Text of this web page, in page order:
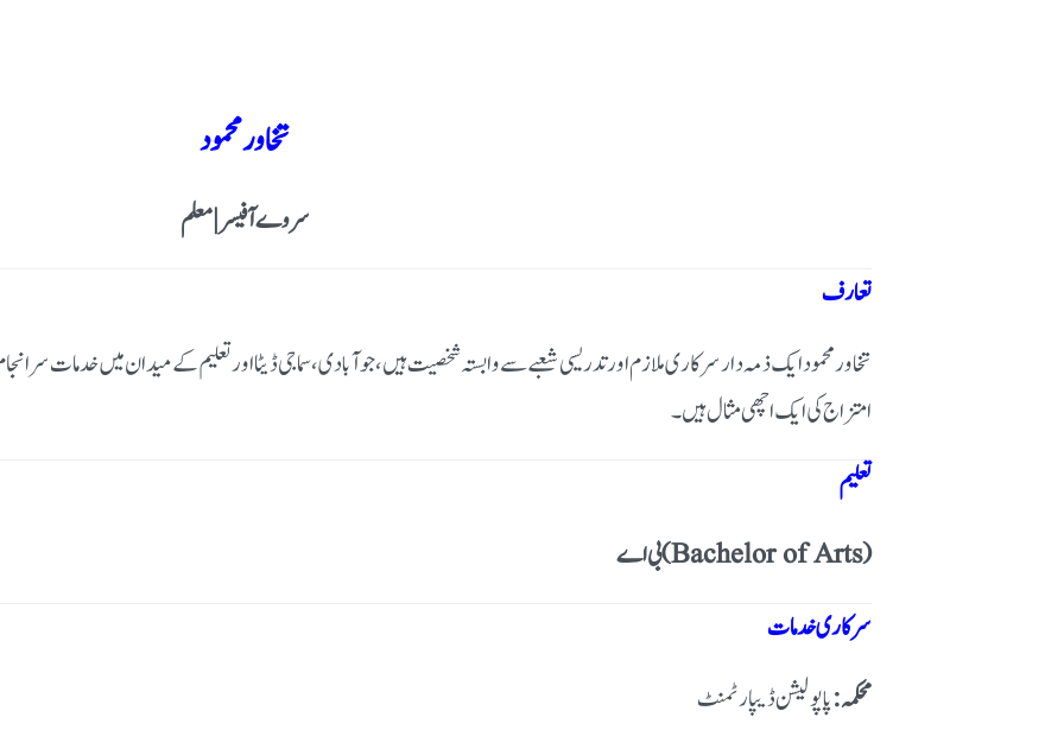
تخاور محمود
سروے آفیسر | معلم
تعارف
تخاور محمود ایک ذمہ دار سرکاری ملازم اور تدریسی شعبے سے وابستہ شخصیت ہیں، جو آبادی، سماجی ڈیٹا اور تعلیم کے میدان میں
امتزاج کی ایک اچھی مثال ہیں۔
تعلیم
بی اے (Bachelor of Arts)
سرکاری خدمات
محکمہ:پاپولیشن ڈیپارٹمنٹ